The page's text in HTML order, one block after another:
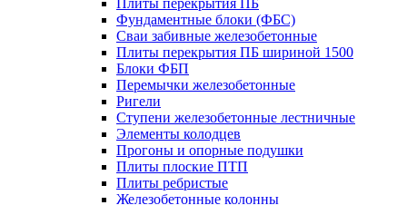
Плиты перекрытия ПБ
Фундаментные блоки (ФБС)
Сваи забивные железобетонные
Плиты перекрытия ПБ шириной 1500
Блоки ФБП
Перемычки железобетонные
Ригели
Ступени железобетонные лестничные
Элементы колодцев
Прогоны и опорные подушки
Плиты плоские ПТП
Плиты ребристые
Железобетонные колонны